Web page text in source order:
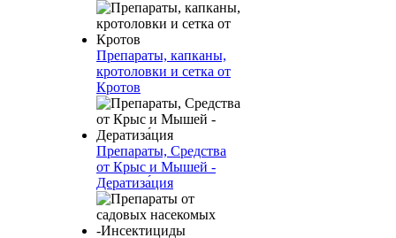
Препараты, капканы,
кротоловки и сетка от
Кротов
Препараты, Средства
от Крыс и Мышей -
Дератиза́ция